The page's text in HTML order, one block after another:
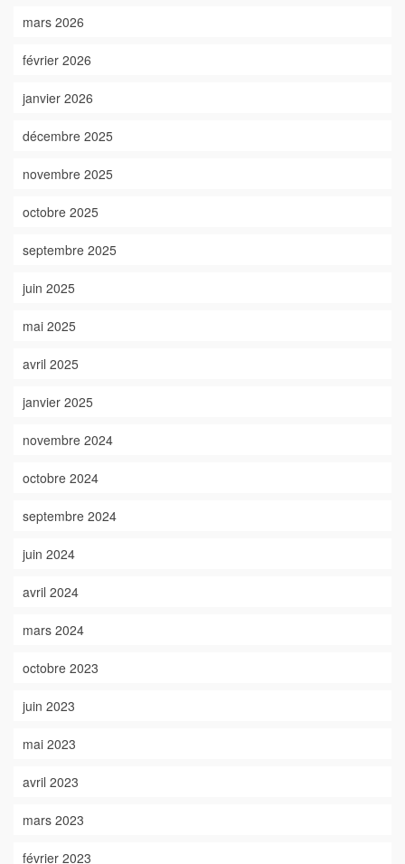
mars 2026
février 2026
janvier 2026
décembre 2025
novembre 2025
octobre 2025
septembre 2025
juin 2025
mai 2025
avril 2025
janvier 2025
novembre 2024
octobre 2024
septembre 2024
juin 2024
avril 2024
mars 2024
octobre 2023
juin 2023
mai 2023
avril 2023
mars 2023
février 2023